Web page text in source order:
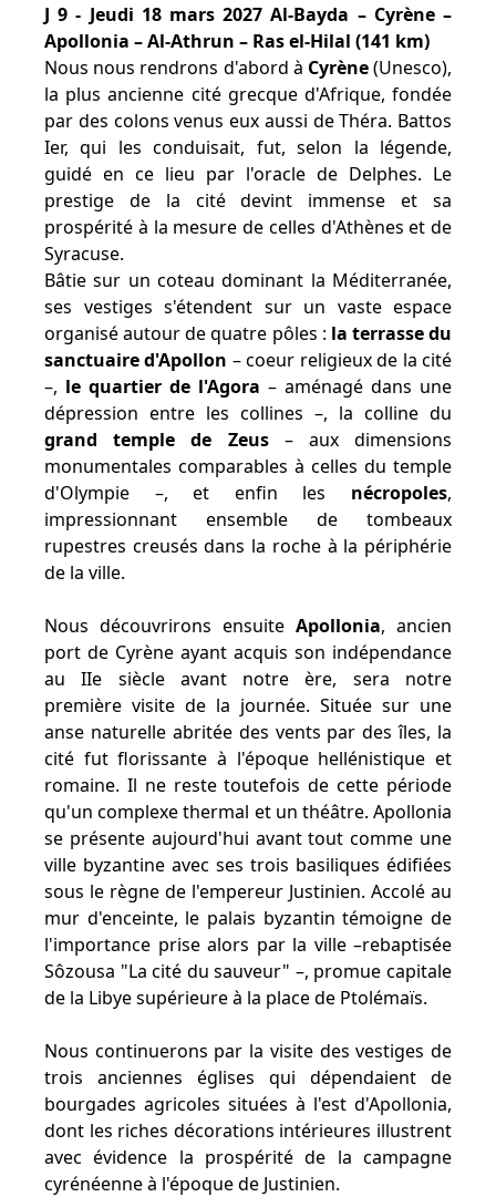
J 9 - Jeudi 18 mars 2027 Al-Bayda – Cyrène –
Apollonia – Al-Athrun – Ras el-Hilal (141 km)
Nous nous rendrons d'abord à Cyrène(Unesco),
la plus ancienne cité grecque d'Afrique, fondée
par des colons venus eux aussi de Théra. Battos
Ier, qui les conduisait, fut, selon la légende,
guidé en ce lieu par l'oracle de Delphes. Le
prestige de la cité devint immense et sa
prospérité à la mesure de celles d'Athènes et de
Syracuse.
Bâtie sur un coteau dominant la Méditerranée,
ses vestiges s'étendent sur un vaste espace
organisé autour de quatre pôles : la terrasse du
sanctuaire d'Apollon – coeur religieux de la cité
–, le quartier de l'Agora – aménagé dans une
dépression entre les collines –, la colline du
grand temple de Zeus– aux dimensions
monumentales comparables à celles du temple
d'Olympie –, et enfin les nécropoles,
impressionnant ensemble de tombeaux
rupestres creusés dans la roche à la périphérie
de la ville.
Nous découvrirons ensuite Apollonia, ancien
port de Cyrène ayant acquis son indépendance
au IIe siècle avant notre ère, sera notre
première visite de la journée. Située sur une
anse naturelle abritée des vents par des îles, la
cité fut florissante à l'époque hellénistique et
romaine. Il ne reste toutefois de cette période
qu'un complexe thermal et un théâtre. Apollonia
se présente aujourd'hui avant tout comme une
ville byzantine avec ses trois basiliques édifiées
sous le règne de l'empereur Justinien. Accolé au
mur d'enceinte, le palais byzantin témoigne de
l'importance prise alors par la ville –rebaptisée
Sôzousa "La cité du sauveur" –, promue capitale
de la Libye supérieure à la place de Ptolémaïs.
Nous continuerons par la visite des vestiges de
trois anciennes églises qui dépendaient de
bourgades agricoles situées à l'est d'Apollonia,
dont les riches décorations intérieures illustrent
avec évidence la prospérité de la campagne
cyrénéenne à l'époque de Justinien.